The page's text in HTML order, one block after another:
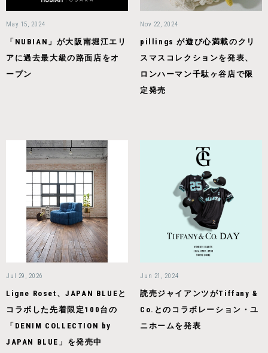
May 15, 2024
「NUBIAN」が大阪南堀江エリ
アに過去最大級の路面店をオ
ープン
Nov 22, 2024
pillings が遊び心満載のクリ
スマスコレクションを発表、
ロンハーマン千駄ヶ谷店で限
定発売
Jul 29, 2026
Ligne Roset、JAPAN BLUEと
コラボした先着限定100台の
「DENIM COLLECTION by
JAPAN BLUE」を発売中
Jun 21, 2024
読売ジャイアンツがTiffany &
Co.とのコラボレーション・ユ
ニホームを発表